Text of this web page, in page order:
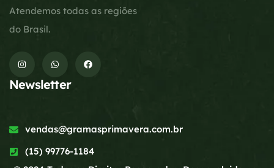
Atendemos todas as regiões
do Brasil.
Newsletter
vendas@gramasprimavera.com.br
(15) 99776-1184